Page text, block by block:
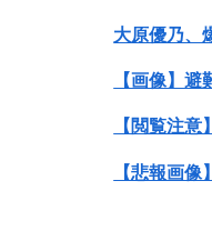
大原優乃、
【画像】
【閲覧注
【悲報画